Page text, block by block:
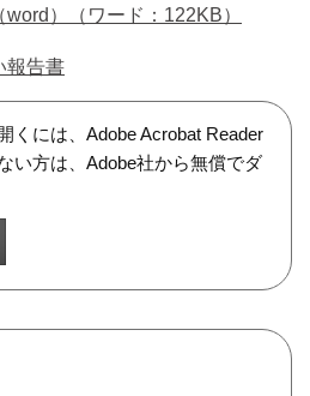
）（ワード：122KB）
報告書
くには、Adobe Acrobat Reader
い方は、Adobe社から無償でダ